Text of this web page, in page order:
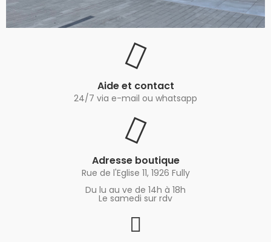
Aide et contact
24/7 via e-mail ou whatsapp
Adresse boutique
Rue de l'Eglise 11, 1926 Fully
Du lu au ve de 14h à 18h
Le samedi sur rdv